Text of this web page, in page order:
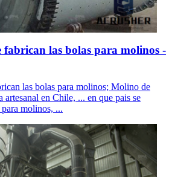
fabrican las bolas para molinos -
las bolas para molinos; Molino de
artesanal en Chile, ... en que pais se
molinos, ...